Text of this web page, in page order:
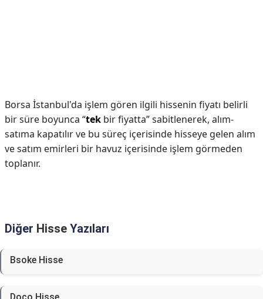
Borsa İstanbul'da işlem gören ilgili hissenin fiyatı belirli
bir süre boyunca “tek bir fiyatta” sabitlenerek, alım-
satıma kapatılır ve bu süreç içerisinde hisseye gelen alım
ve satım emirleri bir havuz içerisinde işlem görmeden
toplanır.
Diğer Hisse Yazıları
Bsoke Hisse